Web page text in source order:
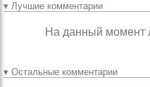
▾ Лучшие комментарии
На данный момент
▾ Остальные комментарии